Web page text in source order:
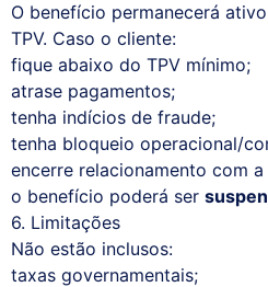
O benefício permanecerá
TPV. Caso o cliente:
fique abaixo do TPV mínimo;
atrase pagamentos;
tenha indícios de fraude;
tenha bloqueio operacional/
encerre relacionamento com a
o benefício poderá ser
6. Limitações
Não estão inclusos:
taxas governamentais;